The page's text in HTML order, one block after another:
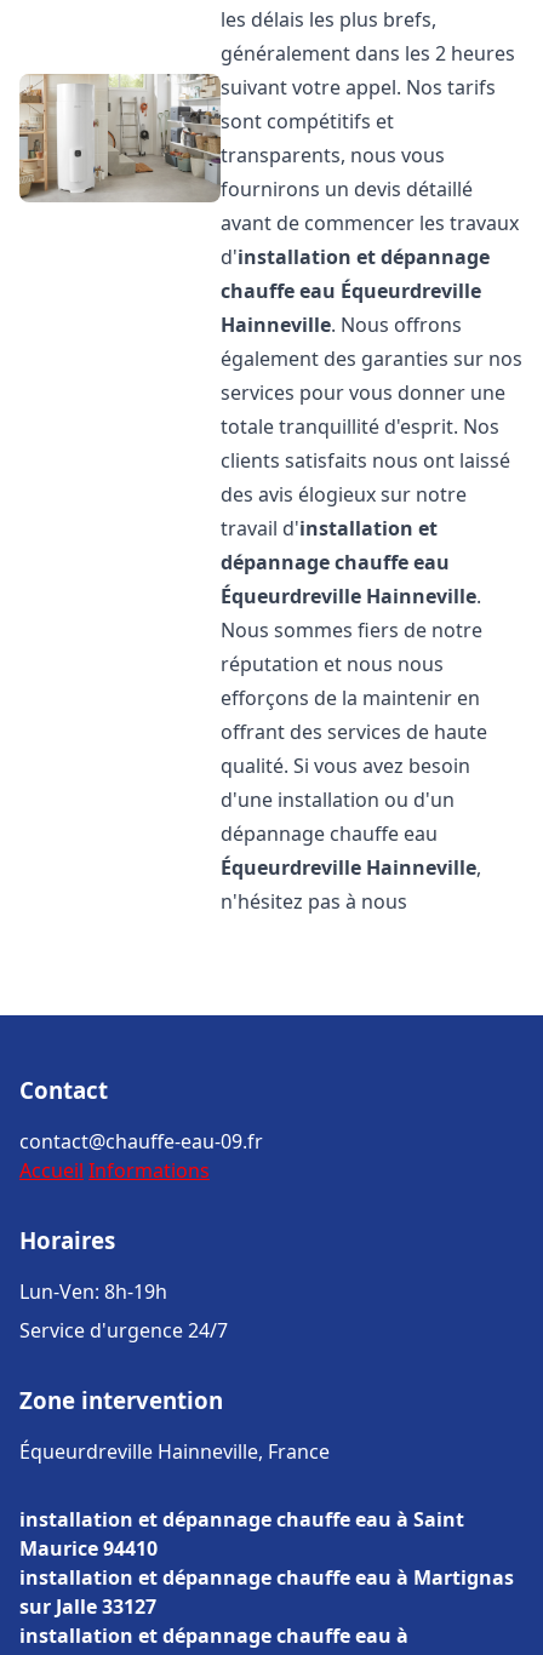
les délais les plus brefs,
généralement dans les 2 heures
suivant votre appel. Nos tarifs
sont compétitifs et
transparents, nous vous
fournirons un devis détaillé
avant de commencer les travaux
d'installation et dépannage
chauffe eau Équeurdreville
Hainneville. Nous offrons
également des garanties sur nos
services pour vous donner une
totale tranquillité d'esprit. Nos
clients satisfaits nous ont laissé
des avis élogieux sur notre
travail d'installation et
dépannage chauffe eau
Équeurdreville Hainneville.
Nous sommes fiers de notre
réputation et nous nous
efforçons de la maintenir en
offrant des services de haute
qualité. Si vous avez besoin
d'une installation ou d'un
dépannage chauffe eau
Équeurdreville Hainneville,
n'hésitez pas à nous
Contact
contact@chauffe-eau-09.fr
Accueil Informations
Horaires
Lun-Ven: 8h-19h
Service d'urgence 24/7
Zone intervention
Équeurdreville Hainneville, France
installation et dépannage chauffe eau à Saint
Maurice 94410
installation et dépannage chauffe eau à Martignas
sur Jalle 33127
installation et dépannage chauffe eau à